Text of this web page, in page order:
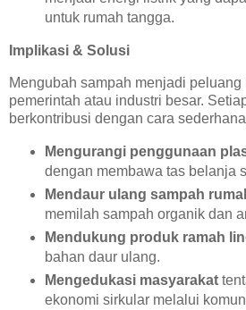
untuk rumah tangga.
Implikasi & Solusi
Mengubah sampah menjadi
pemerintah atau industri besar.
berkontribusi dengan cara
Mengurangi penggunaan
dengan membawa tas belanja
Mendaur ulang sampah
memilah sampah organik dan
Mendukung produk ramah
bahan daur ulang.
Mengedukasi masyarakat
ekonomi sirkular melalui